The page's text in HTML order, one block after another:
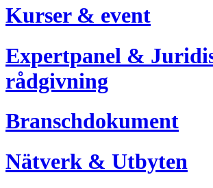
Kurser & event
Expertpanel &
rådgivning
Branschdokument
Nätverk & Utbyten